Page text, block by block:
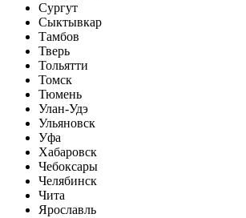
Сургут
Сыктывкар
Тамбов
Тверь
Тольятти
Томск
Тюмень
Улан-Удэ
Ульяновск
Уфа
Хабаровск
Чебоксары
Челябинск
Чита
Ярославль